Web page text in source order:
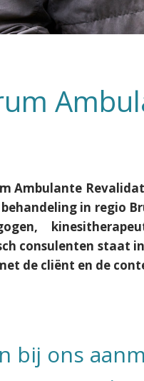
Ambulante
in regio
consulenten staat
de cliënt en de
bij ons